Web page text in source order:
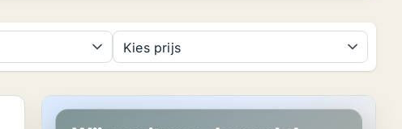
Kies prijs
Horeca pand in Amsterdam Centrum, Amsterdam